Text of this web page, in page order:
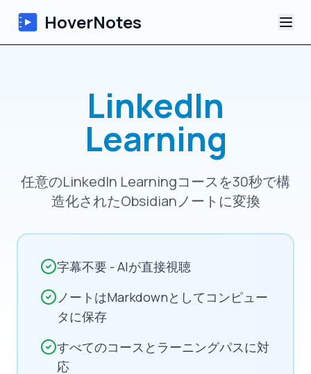
HoverNotes
Extension
AI動画ノート
チュートリアル
LinkedIn
Learning
任意のLinkedIn Learningコースを30秒で構
造化されたObsidianノートに変換
字幕不要 - AIが直接視聴
ノートはMarkdownとしてコンピュー
タに保存
すべてのコースとラーニングパスに対
応